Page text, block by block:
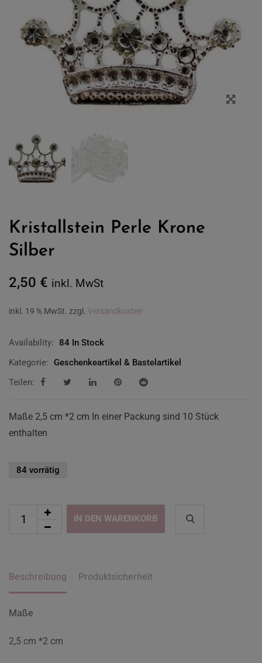
Kristallstein Perle Krone
Silber
2,50 € inkl. MwSt
inkl. 19 % MwSt. zzgl. Versandkosten
Availability:
84 In Stock
Kategorie: Geschenkeartikel & Bastelartikel
Teilen:
Maße 2,5 cm *2 cm In einer Packung sind 10 Stück
enthalten
84 vorrätig
IN DEN WARENKORB
Beschreibung Produktsicherheit
Maße
2,5 cm *2 cm